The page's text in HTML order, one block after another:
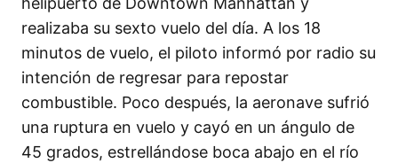
realizaba su sexto vuelo del día. A los 18
minutos de vuelo, el piloto informó por radio su
intención de regresar para repostar
combustible. Poco después, la aeronave sufrió
una ruptura en vuelo y cayó en un ángulo de
45 grados, estrellándose boca abajo en el río